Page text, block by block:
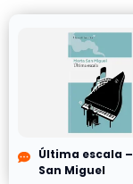
Última escala
San Miguel